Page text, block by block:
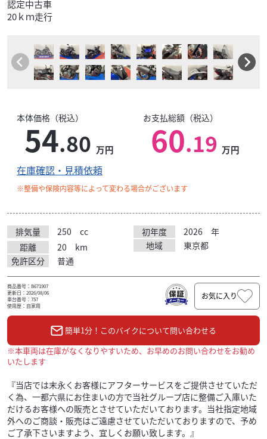
認定中古車
20ｋｍ走行
本体価格（税込）
54.80 万円
お支払総額（税込）
60.19 万円
在庫確認・見積依頼
※整備や保険内容等によって変わる場合がございます
排気量 250 cc 初年度 2026
年
距離
20 km 地域
東京都
免許区分
普通
商品番号：B671907
更新日：2026/08/06
車台番号：757
使用歴：自家用
お気に入り
簡単1分！このバイクについて問い合わせる
※本車両は在庫がなくなりやすいため、お早めのお問い合わせをお勧め
いたします
『当店では末永くお客様にアフターサービスをご提供させていただ
く為、一都六県にお住まいの方で当社グループ店に整備ご入庫いた
だけるお客様への販売とさせていただいております。当社指定地域
外へのご商談・販売はご遠慮させていただいておりますので、予め
ご了承下さいますよう、宜しくお願い致します。』